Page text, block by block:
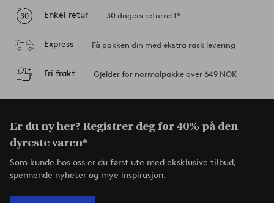
Enkel retur 30 dagers returrett*
Express Få pakken din med ekstra rask levering
Fri frakt Gjelder for normalpakke over 649 NOK
Er du ny her? Registrer deg for 40% på den
dyreste varen*
Som kunde hos oss er du først ute med eksklusive tilbud,
spennende nyheter og mye inspirasjon.